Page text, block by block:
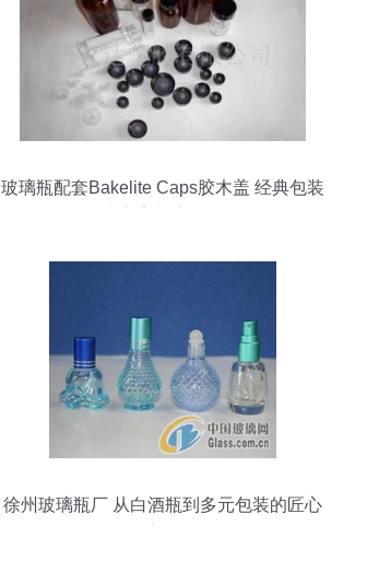
玻璃瓶配套Bakelite Caps胶木盖 经典包装
徐州玻璃瓶厂 从白酒瓶到多元包装的匠心